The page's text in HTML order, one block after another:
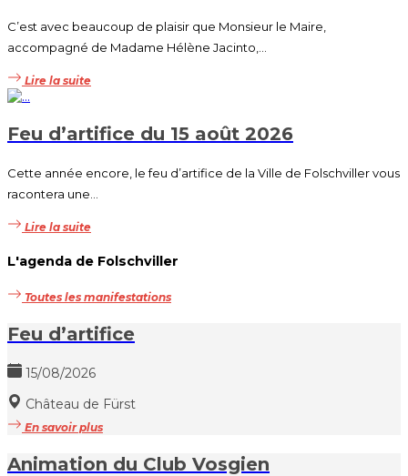
C’est avec beaucoup de plaisir que Monsieur le Maire,
accompagné de Madame Hélène Jacinto,...
Lire la suite
Feu d’artifice du 15 août 2026
Cette année encore, le feu d’artifice de la Ville de Folschviller vous
racontera une...
Lire la suite
L'agenda de Folschviller
Toutes les manifestations
Feu d’artifice
15/08/2026
Château de Fürst
En savoir plus
Animation du Club Vosgien